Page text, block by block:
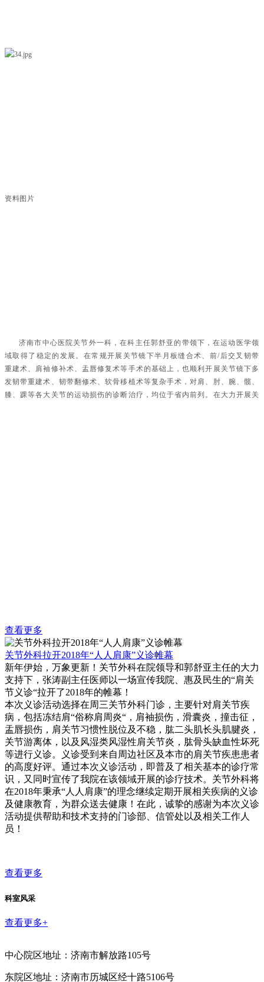
资料图片
济南市中心医院关节外一科，在科主任郭舒亚的带领下，在运动医学领
域取得了稳定的发展。在常规开展关节镜下半月板缝合术、前/后交叉韧带
重建术、肩袖修补术、盂唇修复术等手术的基础上，也顺利开展关节镜下多
发韧带重建术、韧带翻修术、软骨移植术等复杂手术，对肩、肘、腕、髋、
膝、踝等各大关节的运动损伤的诊断治疗，均位于省内前列。在大力开展关
查看更多
关节外科拉开2018年“人人肩康”义诊帷幕
新年伊始，万象更新！关节外科在院领导和郭舒亚主任的大力
支持下，张涛副主任医师以一场宣传我院、惠及民生的“肩关
节义诊“拉开了2018年的帷幕！
本次义诊活动选择在周三关节外科门诊，主要针对肩关节疾
病，包括冻结肩“俗称肩周炎“，肩袖损伤，滑囊炎，撞击征，
盂唇损伤，肩关节习惯性脱位及不稳，肱二头肌长头肌腱炎，
关节游离体，以及风湿类风湿性肩关节炎，肱骨头缺血性坏死
等进行义诊。义诊受到来自周边社区及本市的肩关节疾患患者
的高度好评。通过本次义诊活动，即普及了相关基本的诊疗常
识，又同时宣传了我院在该领域开展的诊疗技术。关节外科将
在2018年秉承“人人肩康”的理念继续定期开展相关疾病的义诊
及健康教育，为群众送去健康！在此，诚挚的感谢为本次义诊
活动提供帮助和技术支持的门诊部、信管处以及相关工作人
员！
查看更多
科室风采
查看更多+
中心院区地址：济南市解放路105号
东院区地址：济南市历城区经十路5106号